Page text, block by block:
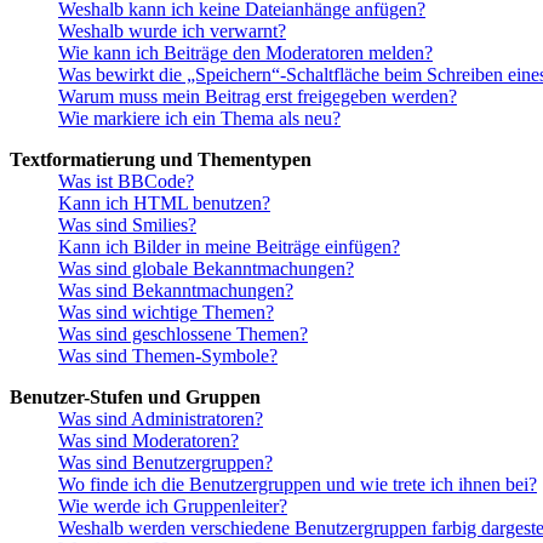
Weshalb kann ich keine Dateianhänge anfügen?
Weshalb wurde ich verwarnt?
Wie kann ich Beiträge den Moderatoren melden?
Was bewirkt die „Speichern“-Schaltfläche beim Schreiben
Warum muss mein Beitrag erst freigegeben werden?
Wie markiere ich ein Thema als neu?
Textformatierung und Thementypen
Was ist BBCode?
Kann ich HTML benutzen?
Was sind Smilies?
Kann ich Bilder in meine Beiträge einfügen?
Was sind globale Bekanntmachungen?
Was sind Bekanntmachungen?
Was sind wichtige Themen?
Was sind geschlossene Themen?
Was sind Themen-Symbole?
Benutzer-Stufen und Gruppen
Was sind Administratoren?
Was sind Moderatoren?
Was sind Benutzergruppen?
Wo finde ich die Benutzergruppen und wie trete ich ihnen bei?
Wie werde ich Gruppenleiter?
Weshalb werden verschiedene Benutzergruppen farbig